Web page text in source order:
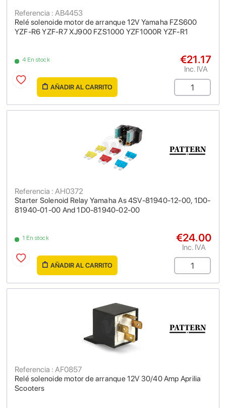
Relé solenoide motor de arranque 12V Yamaha FZS600
YZF-R6 YZF-R7 XJ900 FZS1000 YZF1000R YZF-R1
Referencia : AB4453
4 En stock €21.17
Inc. IVA
AÑADIR AL CARRITO
Starter Solenoid Relay Yamaha As 4SV-81940-12-00, 1D0-
81940-01-00 And 1D0-81940-02-00
Referencia : AH0372
1 En stock €24.00
Inc. IVA
AÑADIR AL CARRITO
Relé solenoide motor de arranque 12V 30/40 Amp Aprilia
Scooters
Referencia : AF0857